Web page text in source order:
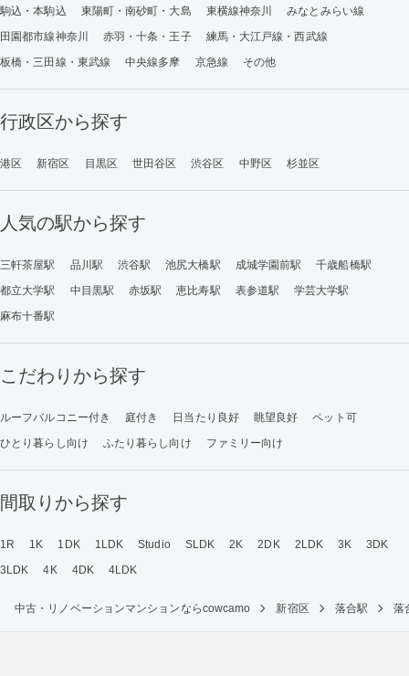
駒込・本駒込
東陽町・南砂町・大島 東横線神奈川
みなとみらい線
田園都市線神奈川
赤羽・十条・王子
練馬・大江戸線・西武線
板橋・三田線・東武線
中央線多摩 京急線 その他
行政区から探す
港区 新宿区 目黒区 世田谷区 渋谷区 中野区 杉並区
人気の駅から探す
三軒茶屋駅 品川駅 渋谷駅 池尻大橋駅 成城学園前駅
千歳船橋駅
都立大学駅
中目黒駅 赤坂駅 恵比寿駅 表参道駅
学芸大学駅
麻布十番駅
こだわりから探す
ルーフバルコニー付き 庭付き 日当たり良好 眺望良好
ペット可
ひとり暮らし向け
ふたり暮らし向け ファミリー向け
間取りから探す
1R 1K 1DK 1LDK Studio SLDK 2K 2DK 2LDK 3K
3DK
3LDK
4K 4DK 4LDK
中古・リノベーションマンションならcowcamo 新宿区 落合駅 落